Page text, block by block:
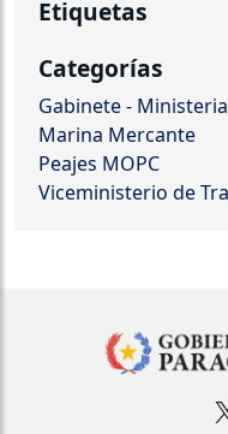
Etiquetas
Categorías
Gabinete -
Marina Mercante
Peajes MOPC
Viceministerio de
X